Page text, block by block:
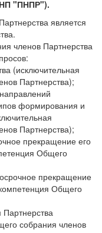
"ПНПР").
является
членов Партнерства
(исключительная
Партнерства);
формирования и
Партнерства);
прекращение его
Общего
прекращение
Общего
Партнерства
собрания членов